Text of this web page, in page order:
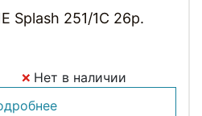
Splash 251/1C 26р.
Нет в наличии